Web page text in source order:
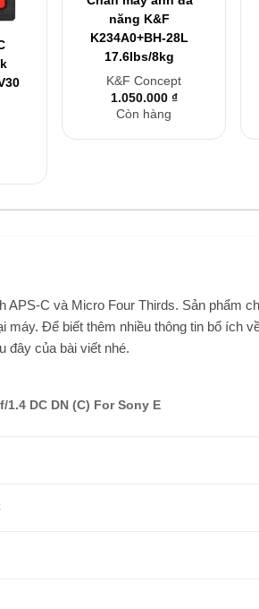
năng K&F
K234A0+BH-28L
17.6lbs/8kg
K&F Concept
1.050.000 ₫
Còn hàng
C và Micro Four Thirds. Sản phẩm
máy. Để biết thêm nhiều thông tin bổ ích
đây của bài viết nhé.
DC DN (C) For Sony E